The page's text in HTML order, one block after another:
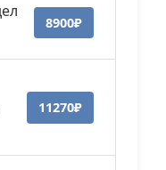
8900₽
11270₽